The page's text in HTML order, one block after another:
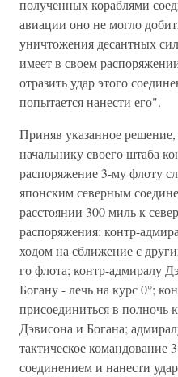
полученных кораблями
авиации оно не могло
уничтожения десантных
имеет в своем
отразить удар этого
попытается нанести его".
Приняв указанное
начальнику своего штаба
распоряжение 3-му флоту
японским северным
расстоянии 300 миль к
распоряжения: контр-
ходом на сближение с
го флота; контр-адмиралу
Богану - лечь на курс 0°;
присоединиться в полночь
Дэвисона и Богана;
тактическое командование
соединением и нанести